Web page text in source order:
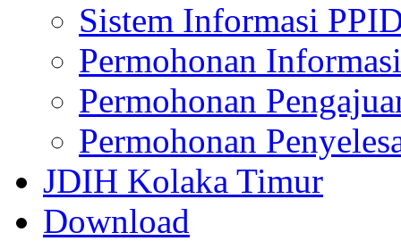
Sistem Informasi
Permohonan
Permohonan
Permohonan
JDIH Kolaka Timur
Download